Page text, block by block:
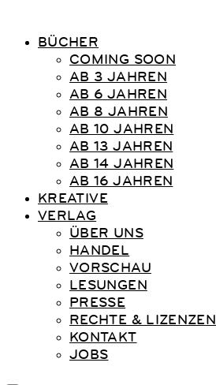
BÜCHER
COMING SOON
AB 3 JAHREN
AB 6 JAHREN
AB 8 JAHREN
AB 10 JAHREN
AB 13 JAHREN
AB 14 JAHREN
AB 16 JAHREN
KREATIVE
VERLAG
ÜBER UNS
HANDEL
VORSCHAU
LESUNGEN
PRESSE
RECHTE & LIZENZEN
KONTAKT
JOBS